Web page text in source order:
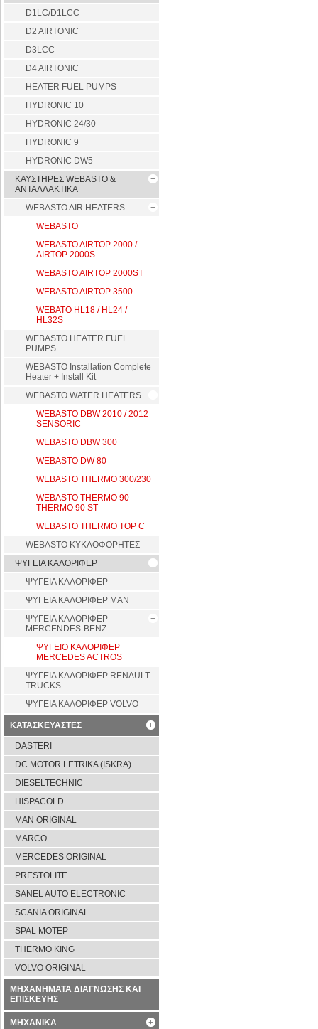
D1LC/D1LCC
D2 AIRTONIC
D3LCC
D4 AIRTONIC
HEATER FUEL PUMPS
HYDRONIC 10
HYDRONIC 24/30
HYDRONIC 9
HYDRONIC DW5
ΚΑΥΣΤΗΡΕΣ WEBASTO &
ΑΝΤΑΛΛΑΚΤΙΚΑ
WEBASTO AIR HEATERS
WEBASTO
WEBASTO AIRTOP 2000 /
AIRTOP 2000S
WEBASTO AIRTOP 2000ST
WEBASTO AIRTOP 3500
WEBATO HL18 / HL24 /
HL32S
WEBASTO HEATER FUEL
PUMPS
WEBASTO Installation Complete
Heater + Install Kit
WEBASTO WATER HEATERS
WEBASTO DBW 2010 / 2012
SENSORIC
WEBASTO DBW 300
WEBASTO DW 80
WEBASTO THERMO 300/230
WEBASTO THERMO 90
THERMO 90 ST
WEBASTO THERMO TOP C
WEBASTO ΚΥΚΛΟΦΟΡΗΤΕΣ
ΨΥΓΕΙΑ ΚΑΛΟΡΙΦΕΡ
ΨΥΓΕΙΑ ΚΑΛΟΡΙΦΕΡ
ΨΥΓΕΙΑ ΚΑΛΟΡΙΦΕΡ MAN
ΨΥΓΕΙΑ ΚΑΛΟΡΙΦΕΡ
MERCENDES-BENZ
ΨΥΓΕΙΟ ΚΑΛΟΡΙΦΕΡ
MERCEDES ACTROS
ΨΥΓΕΙΑ ΚΑΛΟΡΙΦΕΡ RENAULT
TRUCKS
ΨΥΓΕΙΑ ΚΑΛΟΡΙΦΕΡ VOLVO
ΚΑΤΑΣΚΕΥΑΣΤΕΣ
DASTERI
DC MOTOR LETRIKA (ISKRA)
DIESELTECHNIC
HISPACOLD
MAN ORIGINAL
MARCO
MERCEDES ORIGINAL
PRESTOLITE
SANEL AUTO ELECTRONIC
SCANIA ORIGINAL
SPAL ΜΟΤΕΡ
THERMO KING
VOLVO ORIGINAL
ΜΗΧΑΝΗΜΑΤΑ ΔΙΑΓΝΩΣΗΣ ΚΑΙ
ΕΠΙΣΚΕΥΗΣ
ΜΗΧΑΝΙΚΑ